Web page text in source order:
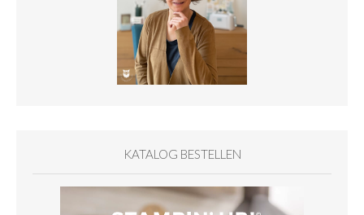
KATALOG BESTELLEN